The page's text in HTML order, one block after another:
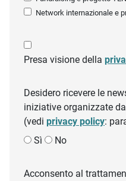
Network internazionale e
Presa visione della
Desidero ricevere le
iniziative organizzate
(vedi privacy policy:
Sì
No
Acconsento al